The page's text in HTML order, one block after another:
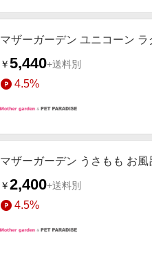
マザーガーデン ユニコーン
￥5,440+送料別
4.5%
マザーガーデン うさもも お
￥2,400+送料別
4.5%